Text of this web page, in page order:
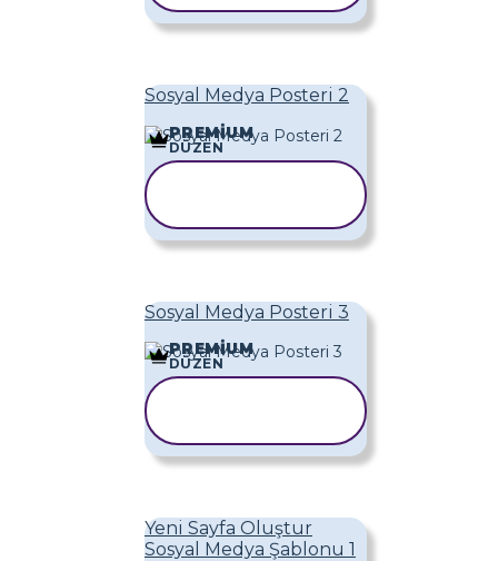
Sosyal Medya Posteri 2
PREMIUM
DÜZEN
Sosyal Medya Posteri 3
PREMIUM
DÜZEN
Yeni Sayfa Oluştur
Sosyal Medya Şablonu 1